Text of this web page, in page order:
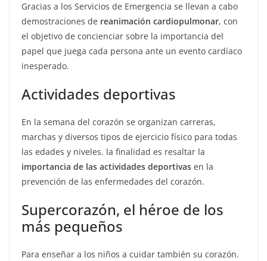
Gracias a los Servicios de Emergencia se llevan a cabo
demostraciones de reanimación cardiopulmonar, con
el objetivo de concienciar sobre la importancia del
papel que juega cada persona ante un evento cardíaco
inesperado.
Actividades deportivas
En la semana del corazón se organizan carreras,
marchas y diversos tipos de ejercicio físico para todas
las edades y niveles. la finalidad es resaltar la
importancia de las actividades deportivas en la
prevención de las enfermedades del corazón.
Supercorazón, el héroe de los
más pequeños
Para enseñar a los niños a cuidar también su corazón.